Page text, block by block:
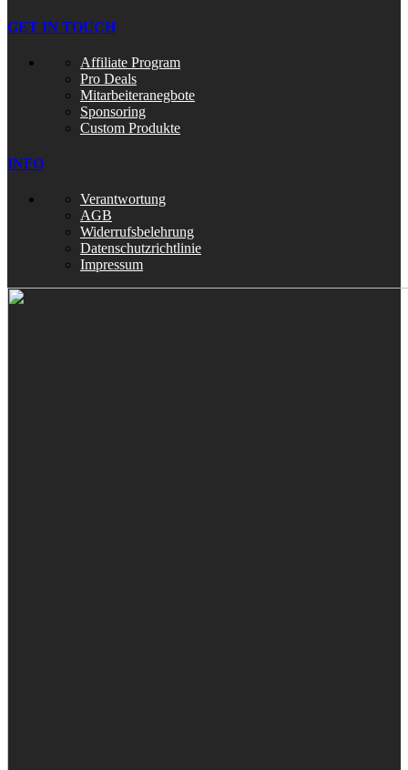
GET IN TOUCH
Affiliate Program
Pro Deals
Mitarbeiteranegbote
Sponsoring
Custom Produkte
INFO
Verantwortung
AGB
Widerrufsbelehrung
Datenschutzrichtlinie
Impressum